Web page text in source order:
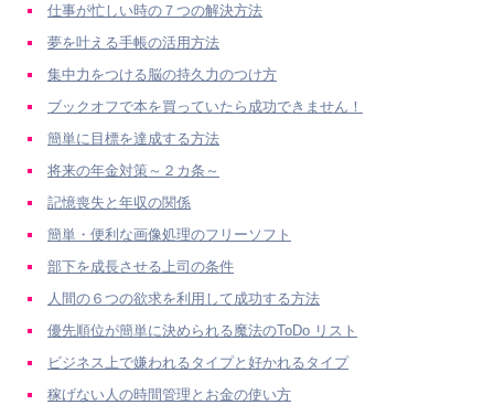
仕事が忙しい時の７つの解決方法
夢を叶える手帳の活用方法
集中力をつける脳の持久力のつけ方
ブックオフで本を買っていたら成功できません！
簡単に目標を達成する方法
将来の年金対策～２カ条～
記憶喪失と年収の関係
簡単・便利な画像処理のフリーソフト
部下を成長させる上司の条件
人間の６つの欲求を利用して成功する方法
優先順位が簡単に決められる魔法のToDo リスト
ビジネス上で嫌われるタイプと好かれるタイプ
稼げない人の時間管理とお金の使い方